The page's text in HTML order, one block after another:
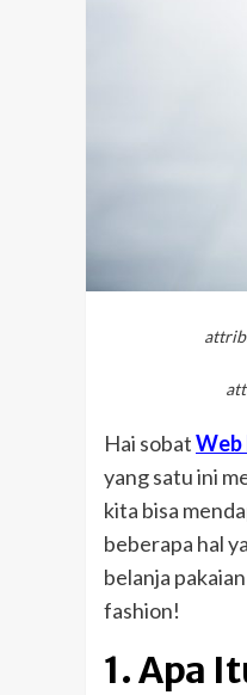
Hai sobatWeb
yang satu ini
kita bisa
beberapa hal
belanja
fashion!
1. Apa